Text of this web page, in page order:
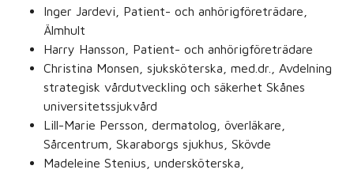
Inger Jardevi, Patient- och anhörigföreträdare,
Älmhult
Harry Hansson, Patient- och anhörigföreträdare
Christina Monsen, sjuksköterska, med.dr., Avdelning
strategisk vårdutveckling och säkerhet Skånes
universitetssjukvård
Lill-Marie Persson, dermatolog, överläkare,
Sårcentrum, Skaraborgs sjukhus, Skövde
Madeleine Stenius, undersköterska,